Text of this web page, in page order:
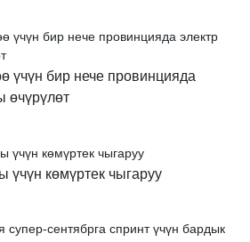
үчүн бир нече провинцияда
өчүрүлөт
үчүн көмүртек чыгаруу